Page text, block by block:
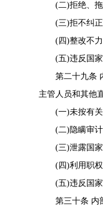
(二)拒绝、拖
(三)拒不纠正
(四)整改不力
(五)违反国家
第二十九条 内
主管人员和其他
(一)未按有关
(二)隐瞒审计
(三)泄露国家
(四)利用职权
(五)违反国家
第三十条 内部